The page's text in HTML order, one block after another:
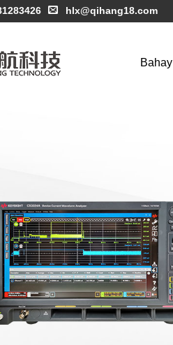
hlx@qihang18.com
Bahay